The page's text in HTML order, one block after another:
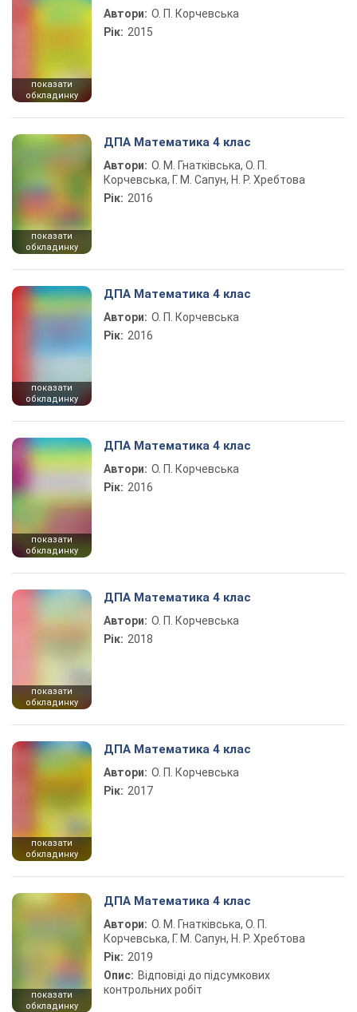
показати
обкладинку
Автори: О. П. Корчевська
Рік: 2015
показати
обкладинку
ДПА Математика 4 клас
Автори: О. М. Гнатківська, О. П.
Корчевська, Г. М. Сапун, Н. Р. Хребтова
Рік: 2016
показати
обкладинку
ДПА Математика 4 клас
Автори: О. П. Корчевська
Рік: 2016
показати
обкладинку
ДПА Математика 4 клас
Автори: О. П. Корчевська
Рік: 2016
показати
обкладинку
ДПА Математика 4 клас
Автори: О. П. Корчевська
Рік: 2018
показати
обкладинку
ДПА Математика 4 клас
Автори: О. П. Корчевська
Рік: 2017
показати
обкладинку
ДПА Математика 4 клас
Автори: О. М. Гнатківська, О. П.
Корчевська, Г. М. Сапун, Н. Р. Хребтова
Рік: 2019
Опис: Відповіді до підсумкових
контрольних робіт